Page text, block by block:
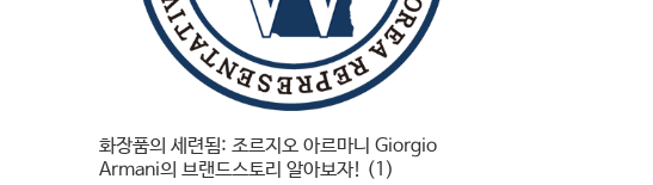
화장품의 세련됨: 조르지오 아르마니 Giorgio
Armani의 브랜드스토리 알아보자! (1)